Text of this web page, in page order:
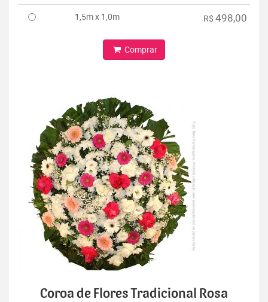
1,5m x 1,0m R$ 498,00
Comprar
Coroa de Flores Tradicional Rosa